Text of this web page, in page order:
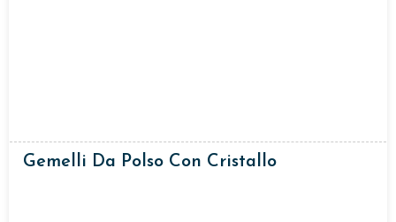
Gemelli Da Polso Con Cristallo